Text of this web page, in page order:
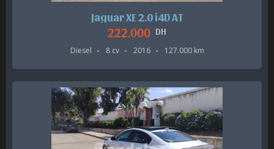
Jaguar XE 2.0 i4D AT
222.000 DH
Diesel 8 cv 2016 127.000 km